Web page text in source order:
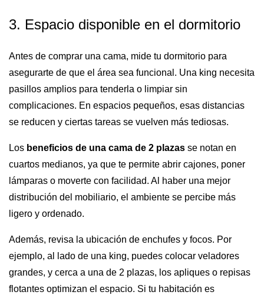
3. Espacio disponible en el dormitorio
Antes de comprar una cama, mide tu dormitorio para
asegurarte de que el área sea funcional. Una king necesita
pasillos amplios para tenderla o limpiar sin
complicaciones. En espacios pequeños, esas distancias
se reducen y ciertas tareas se vuelven más tediosas.
Los beneficios de una cama de 2 plazas se notan en
cuartos medianos, ya que te permite abrir cajones, poner
lámparas o moverte con facilidad. Al haber una mejor
distribución del mobiliario, el ambiente se percibe más
ligero y ordenado.
Además, revisa la ubicación de enchufes y focos. Por
ejemplo, al lado de una king, puedes colocar veladores
grandes, y cerca a una de 2 plazas, los apliques o repisas
flotantes optimizan el espacio. Si tu habitación es